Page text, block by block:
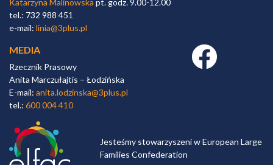
Katarzyna Malinowska pt. godz. 9.00-12.00
tel.: 732 988 451
e-mail: linia@3plus.pl
MEDIA
Rzecznik Prasowy
Anita Marczułajtis – Łodzińska
E-mail: anita.lodzinska@3plus.pl
tel.: 600 004 410
Facebook link
Jesteśmy stowarzyszeni w European Large
Families Confederation